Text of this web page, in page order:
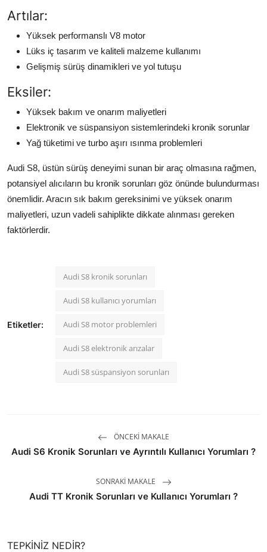
Artılar:
Yüksek performanslı V8 motor
Lüks iç tasarım ve kaliteli malzeme kullanımı
Gelişmiş sürüş dinamikleri ve yol tutuşu
Eksiler:
Yüksek bakım ve onarım maliyetleri
Elektronik ve süspansiyon sistemlerindeki kronik sorunlar
Yağ tüketimi ve turbo aşırı ısınma problemleri
Audi S8, üstün sürüş deneyimi sunan bir araç olmasına rağmen,
potansiyel alıcıların bu kronik sorunları göz önünde bulundurması
önemlidir. Aracın sık bakım gereksinimi ve yüksek onarım
maliyetleri, uzun vadeli sahiplikte dikkate alınması gereken
faktörlerdir.
Etiketler:
Audi S8 kronik sorunları
Audi S8 kullanıcı yorumları
Audi S8 motor problemleri
Audi S8 elektronik arızalar
Audi S8 süspansiyon sorunları
ÖNCEKI MAKALE
Audi S6 Kronik Sorunları ve Ayrıntılı Kullanıcı Yorumları ?
SONRAKI MAKALE
Audi TT Kronik Sorunları ve Kullanıcı Yorumları ?
TEPKINIZ NEDIR?